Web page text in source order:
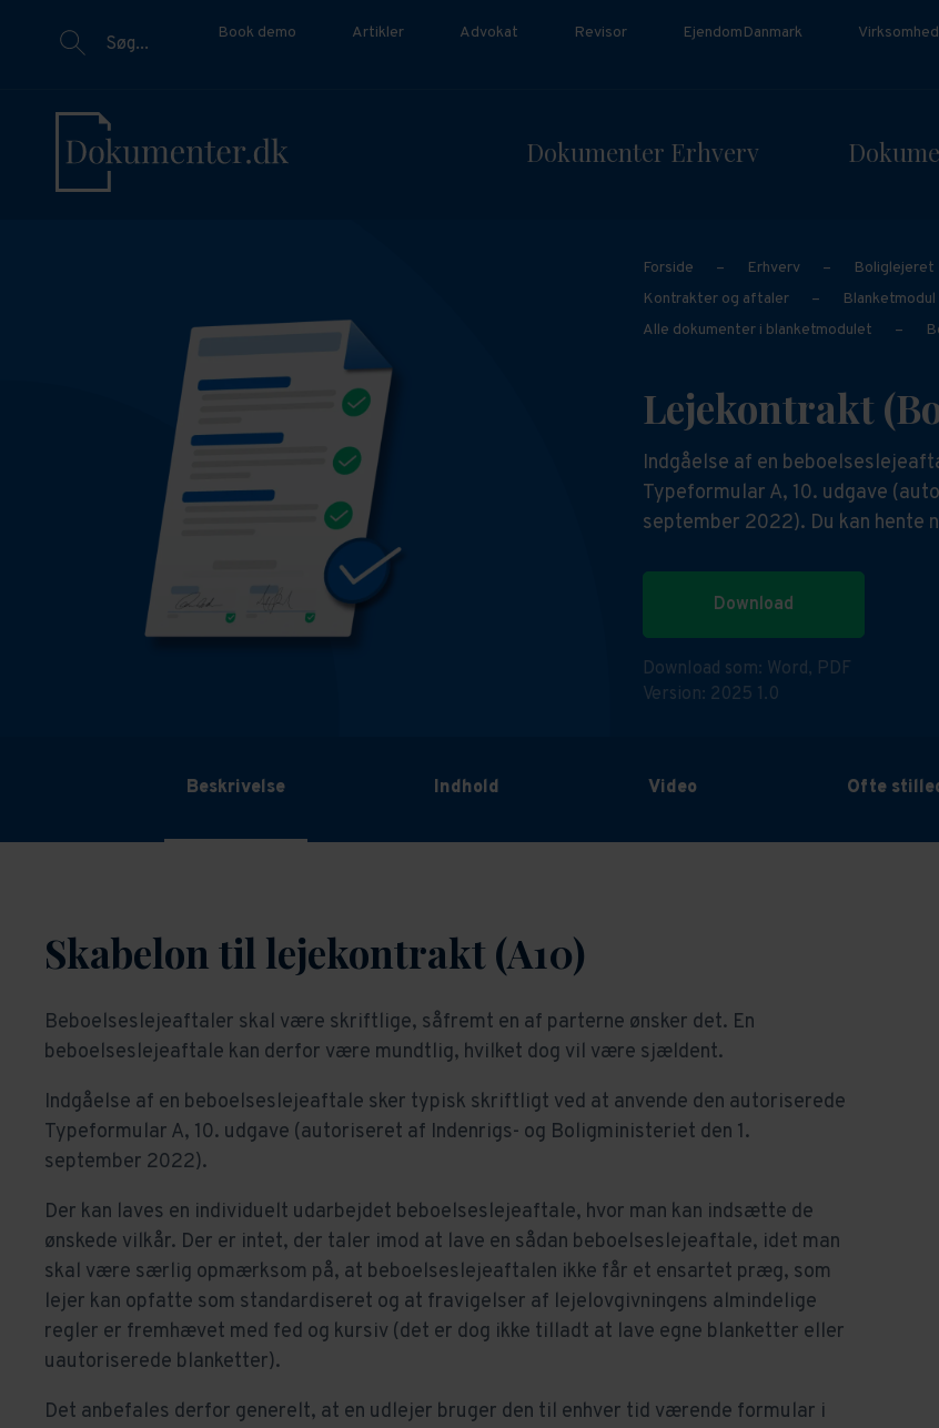
Søg...
Book demo Artikler Advokat Revisor EjendomDanmark Virksomhed
Dokumenter Erhverv
Forside – Erhverv – Boliglejeret
Kontrakter og aftaler
–
Alle dokumenter i blanketmodulet
–
Lejekontrakt
Indgåelse af en
Typeformular A, 10. udgave
september 2022). Du kan hente
Download
Download som: Word, PDF
Version: 2025 1.0
Beskrivelse Indhold Video Ofte
Skabelon til lejekontrakt (A10)
Beboelseslejeaftaler skal være skriftlige, såfremt en af parterne ønsker det. En
beboelseslejeaftale kan derfor være mundtlig, hvilket dog vil være sjældent.
Indgåelse af en beboelseslejeaftale sker typisk skriftligt ved at anvende den autoriserede
Typeformular A, 10. udgave (autoriseret af Indenrigs- og Boligministeriet den 1.
september 2022).
Der kan laves en individuelt udarbejdet beboelseslejeaftale, hvor man kan indsætte de
ønskede vilkår. Der er intet, der taler imod at lave en sådan beboelseslejeaftale, idet man
skal være særlig opmærksom på, at beboelseslejeaftalen ikke får et ensartet præg, som
lejer kan opfatte som standardiseret og at fravigelser af lejelovgivningens almindelige
regler er fremhævet med fed og kursiv (det er dog ikke tilladt at lave egne blanketter eller
uautoriserede blanketter).
Det anbefales derfor generelt, at en udlejer bruger den til enhver tid værende formular i